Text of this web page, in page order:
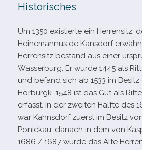
Historisches
Um 1350 exis­tierte ein Herrensitz,
Heinemannus de Kansdorf
Herrensitz bestand aus einer
Wasserburg. Er wurde 1445 als
und befand sich ab 1533 im
Horburgk. 1548 ist das Gut als
erfasst. In der zwei­ten Hälfte des
war Kahnsdorf zuerst im Besitz
Ponickau, danach in dem von
1686 /​ 1687 wurde das Alte